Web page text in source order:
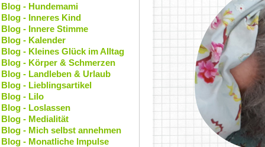
Blog - Hundemami
Blog - Inneres Kind
Blog - Innere Stimme
Blog - Kalender
Blog - Kleines Glück im Alltag
Blog - Körper & Schmerzen
Blog - Landleben & Urlaub
Blog - Lieblingsartikel
Blog - Lilo
Blog - Loslassen
Blog - Medialität
Blog - Mich selbst annehmen
Blog - Monatliche Impulse